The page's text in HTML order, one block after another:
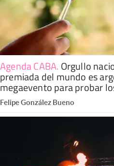
Agenda CABA. Orgullo
premiada del mundo es
megaevento para probar
Felipe González Bueno